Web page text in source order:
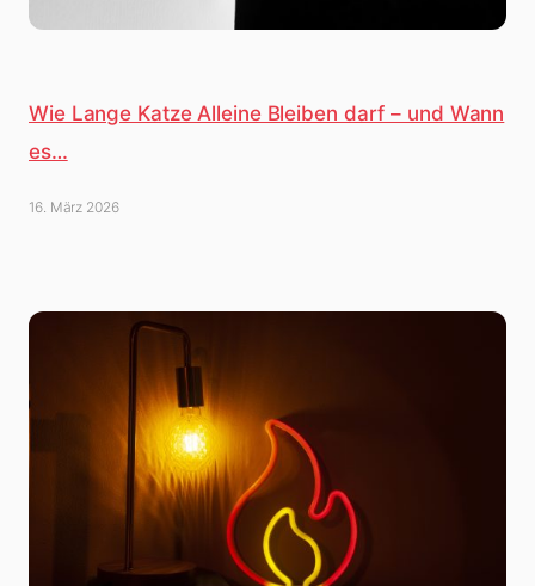
Wie Lange Katze Alleine Bleiben darf – und Wann
es…
16. März 2026